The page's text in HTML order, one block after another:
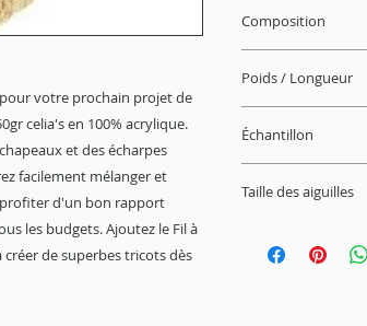
votre prochain projet de
celia's en 100% acrylique.
et des écharpes
facilement mélanger et
d'un bon rapport
les budgets. Ajoutez le Fil à
de superbes tricots dès
Composition
Poids / Longueur
Échantillon
Taille des aiguilles